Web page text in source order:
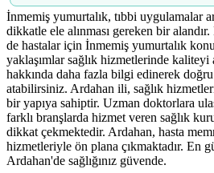
İnmemiş yumurtalık, tıbbi uygulamalar
dikkatle ele alınması gereken bir
de hastalar için İnmemiş yumurtalık
yaklaşımlar sağlık hizmetlerinde kaliteyi
hakkında daha fazla bilgi edinerek doğru
atabilirsiniz. Ardahan ili, sağlık
bir yapıya sahiptir. Uzman doktorlara
farklı branşlarda hizmet veren sağlık
dikkat çekmektedir. Ardahan, hasta
hizmetleriyle ön plana çıkmaktadır. En
Ardahan'de sağlığınız güvende.